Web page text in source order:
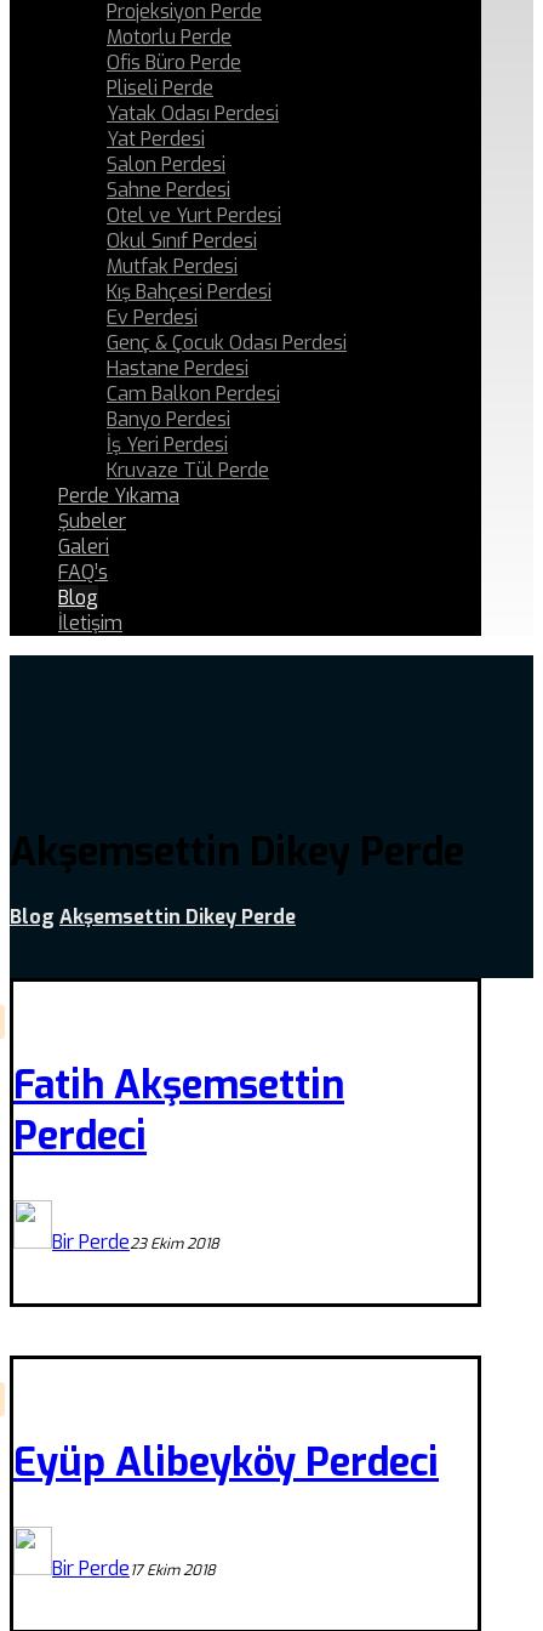
Projeksiyon Perde
Motorlu Perde
Ofis Büro Perde
Pliseli Perde
Yatak Odası Perdesi
Yat Perdesi
Salon Perdesi
Sahne Perdesi
Otel ve Yurt Perdesi
Okul Sınıf Perdesi
Mutfak Perdesi
Kış Bahçesi Perdesi
Ev Perdesi
Genç & Çocuk Odası Perdesi
Hastane Perdesi
Cam Balkon Perdesi
Banyo Perdesi
İş Yeri Perdesi
Kruvaze Tül Perde
Perde Yıkama
Şubeler
Galeri
FAQ’s
Blog
İletişim
Akşemsettin Dikey Perde
Blog Akşemsettin Dikey Perde
Fatih Akşemsettin
Perdeci
Bir Perde23 Ekim 2018
Eyüp Alibeyköy Perdeci
Bir Perde17 Ekim 2018